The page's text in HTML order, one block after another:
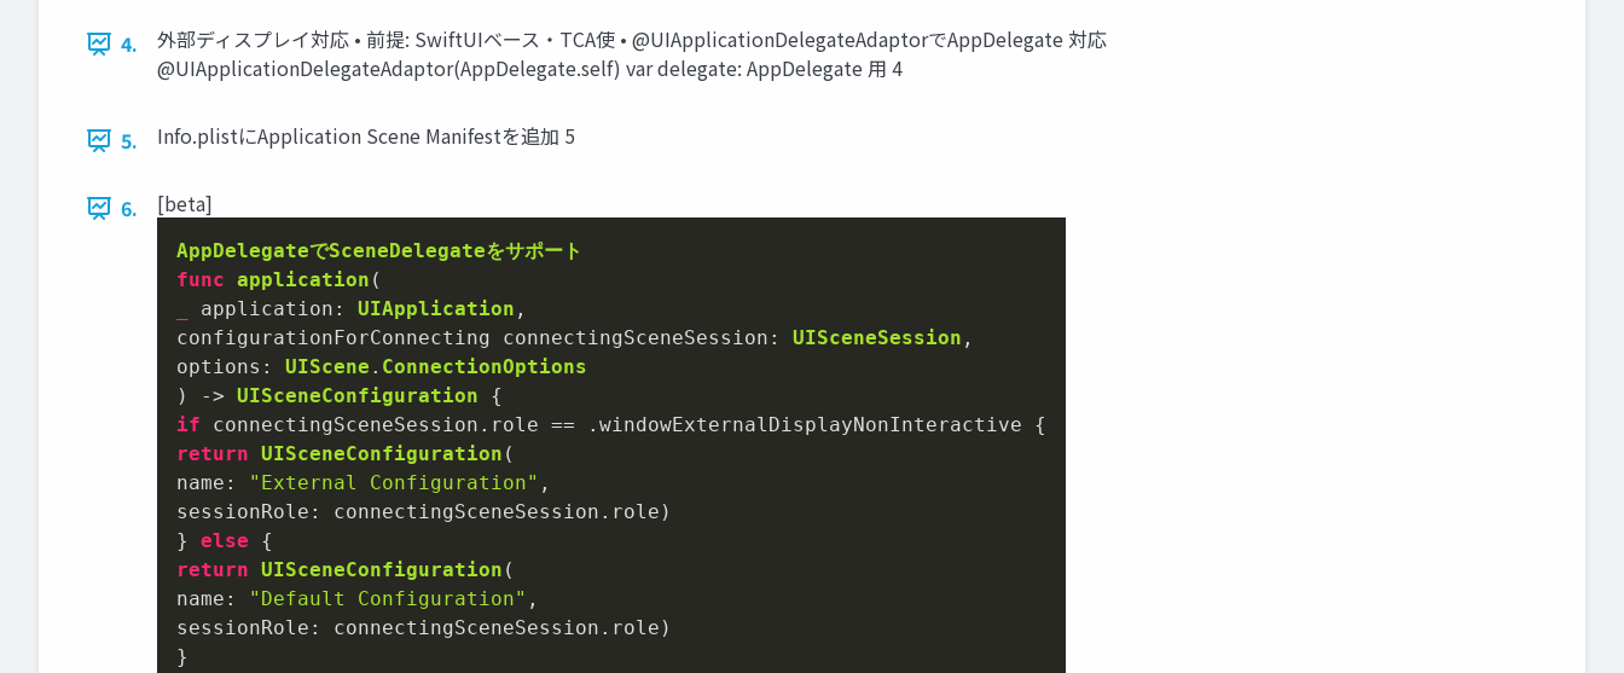
4.
外部ディスプレイ対応 • 前提: SwiftUIベース・TCA使 • @UIApplicationDelegateAdaptorでAppDelegate 対応
@UIApplicationDelegateAdaptor(AppDelegate.self) var delegate: AppDelegate 用 4
5. Info.plistにApplication Scene Manifestを追加 5
6. [beta]
AppDelegateでSceneDelegateをサポート
func application
application : UIApplication
configurationForConnecting
connectingSceneSession : UISceneSession
options : UIScene . ConnectionOptions
) -> UISceneConfiguration
if connectingSceneSession.role ==
return UISceneConfiguration (
name:
"External Configuration" ,
sessionRole: connectingSceneSession.role)
} else
return UISceneConfiguration (
name:
"Default Configuration" ,
sessionRole: connectingSceneSession.role)
}